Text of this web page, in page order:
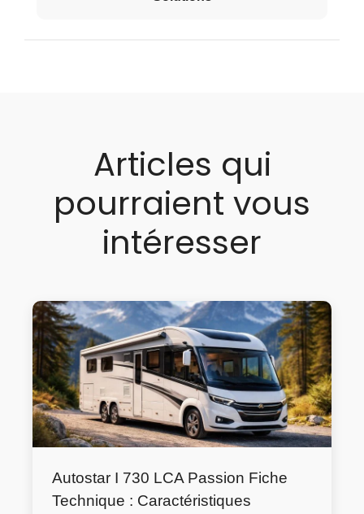
Articles qui
pourraient vous
intéresser
Autostar I 730 LCA Passion Fiche
Technique : Caractéristiques